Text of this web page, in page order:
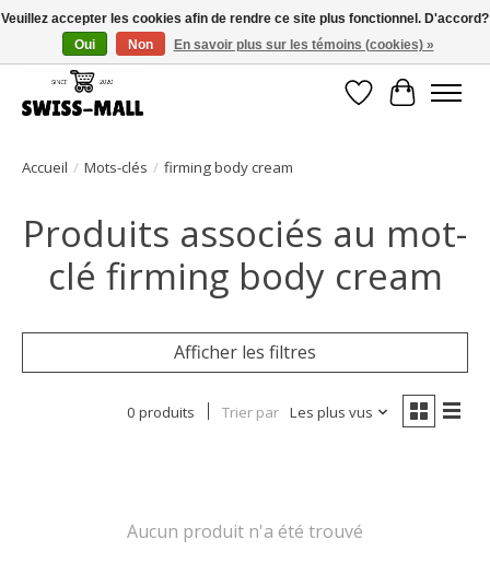
Livraison gratuite dès CHF 250 – livrée avec soin et fiabilité
Liste dePanier
Accueil / Mots-clés / firming body cream
Produits associés au mot-
clé firming body cream
Afficher les filtres
0 produits Trier par Les plus vus
Aucun produit n'a été trouvé
Veuillez accepter les cookies afin de rendre ce site plus fonctionnel. D'accord?
Oui
Non En savoir plus sur les témoins (cookies) »